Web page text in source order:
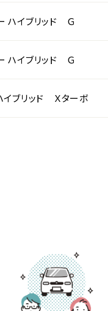
ハイブリッド Ｇ
ハイブリッド Ｇ
イブリッド Ｘターボ